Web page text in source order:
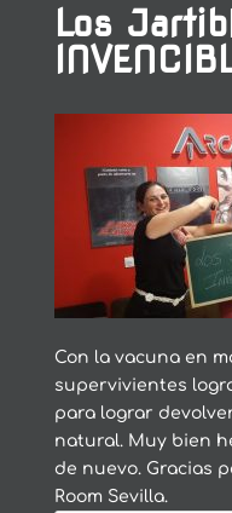
Los
Con la vacuna en
supervivientes
para lograr
natural. Muy bien
de nuevo. Gracias
Room Sevilla.